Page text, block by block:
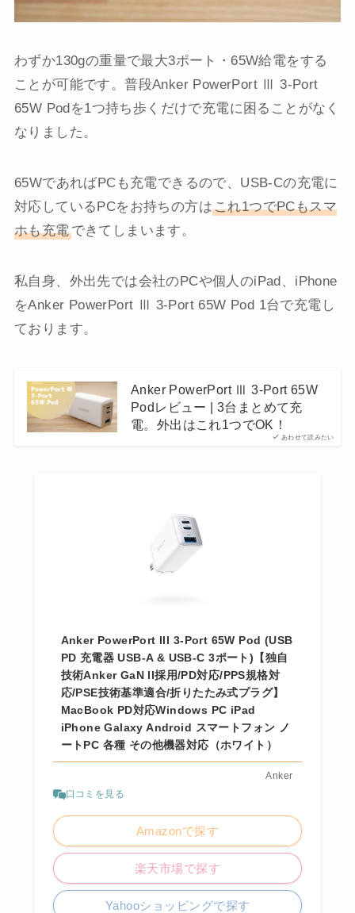
わずか130gの重量で最大3ポート・65W給電をする
ことが可能です。普段Anker PowerPort Ⅲ 3-Port
65W Podを1つ持ち歩くだけで充電に困ることがなく
なりました。
65WであればPCも充電できるので、USB-Cの充電に
対応しているPCをお持ちの方はこれ1つでPCもスマ
ホも充電できてしまいます。
私自身、外出先では会社のPCや個人のiPad、iPhone
をAnker PowerPort Ⅲ 3-Port 65W Pod 1台で充電し
ております。
あわせて読みたい
Anker PowerPort Ⅲ 3-Port 65W
Podレビュー | 3台まとめて充
電。外出はこれ1つでOK！
Anker PowerPort III 3-Port 65W Pod (USB
PD 充電器 USB-A & USB-C 3ポート)【独自
技術Anker GaN II採用/PD対応/PPS規格対
応/PSE技術基準適合/折りたたみ式プラグ】
MacBook PD対応Windows PC iPad
iPhone Galaxy Android スマートフォン ノ
ートPC 各種 その他機器対応（ホワイト）
Anker
口コミを見る
Amazonで探す
楽天市場で探す
Yahooショッピングで探す